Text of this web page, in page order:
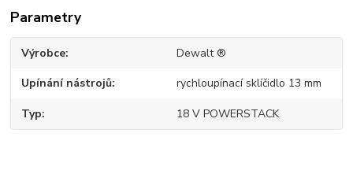
Parametry
Výrobce Dewalt ®
Upínání nástrojů rychloupínací sklíčidlo 13 mm
Typ 18 V POWERSTACK